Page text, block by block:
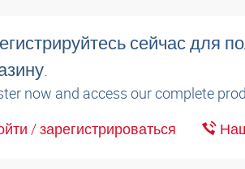
сейчас для
now and access our complete
/ зарегистрироваться